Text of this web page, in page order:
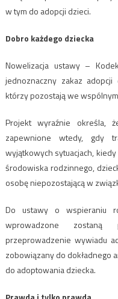
w tym do adopcji dzieci.
Dobro każdego dziecka
Nowelizacja ustawy –
jednoznaczny zakaz
którzy pozostają we
Projekt wyraźnie określa,
zapewnione wtedy, gdy
wyjątkowych sytuacjach,
środowiska rodzinnego,
osobę niepozostającą w
Do ustawy o wspieraniu
wprowadzone zostaną
przeprowadzenie wywiadu
zobowiązany do dokładnego
do adoptowania dziecka.